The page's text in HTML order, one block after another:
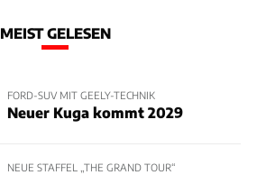
MEIST GELESEN
FORD-SUV MIT GEELY-TECHNIK
Neuer Kuga kommt 2029
NEUE STAFFEL „THE GRAND TOUR“